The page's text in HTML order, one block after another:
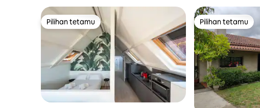
Pilihan tetamu
Pilihan tetamu Pilihan tetamu
Pilihan tetamu